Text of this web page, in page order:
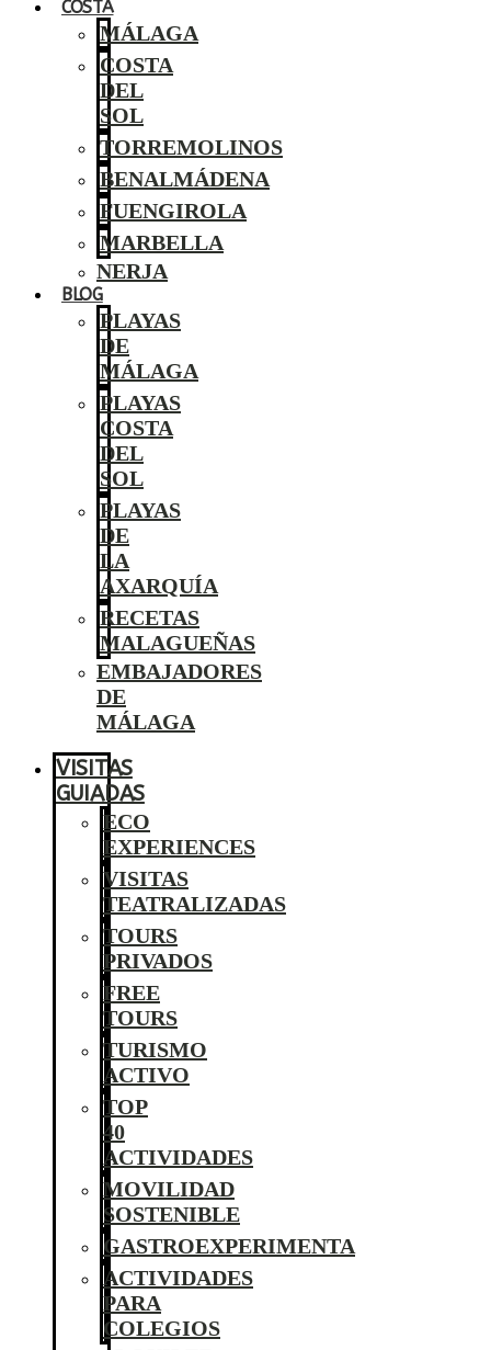
COSTA
MÁLAGA
COSTA
DEL
SOL
TORREMOLINOS
BENALMÁDENA
FUENGIROLA
MARBELLA
NERJA
BLOG
PLAYAS
DE
MÁLAGA
PLAYAS
COSTA
DEL
SOL
PLAYAS
DE
LA
AXARQUÍA
RECETAS
MALAGUEÑAS
EMBAJADORES
DE
MÁLAGA
VISITAS
GUIADAS
ECO
EXPERIENCES
VISITAS
TEATRALIZADAS
TOURS
PRIVADOS
FREE
TOURS
TURISMO
ACTIVO
TOP
40
ACTIVIDADES
MOVILIDAD
SOSTENIBLE
GASTROEXPERIMENTA
ACTIVIDADES
PARA
COLEGIOS